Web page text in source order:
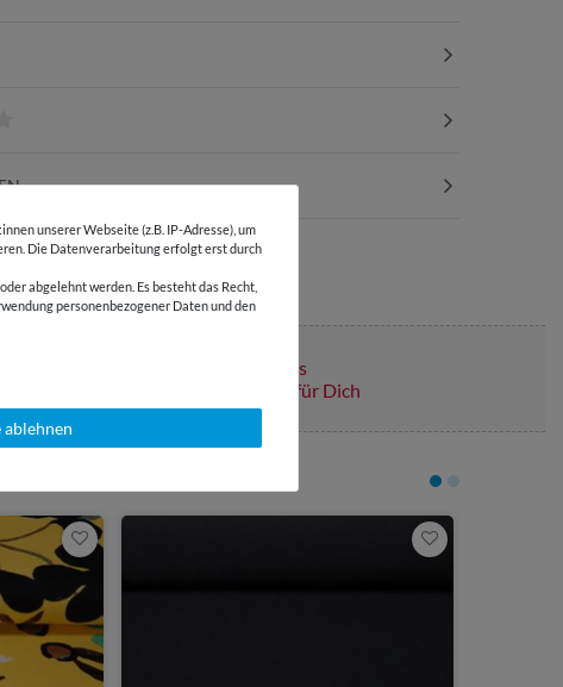
Über 110 Gratis
Schnittmuster für Dich
unserer Webseite (z.B. IP-Adresse), um
Die Datenverarbeitung erfolgt erst durch
abgelehnt werden. Es besteht das Recht,
personenbezogener Daten und den